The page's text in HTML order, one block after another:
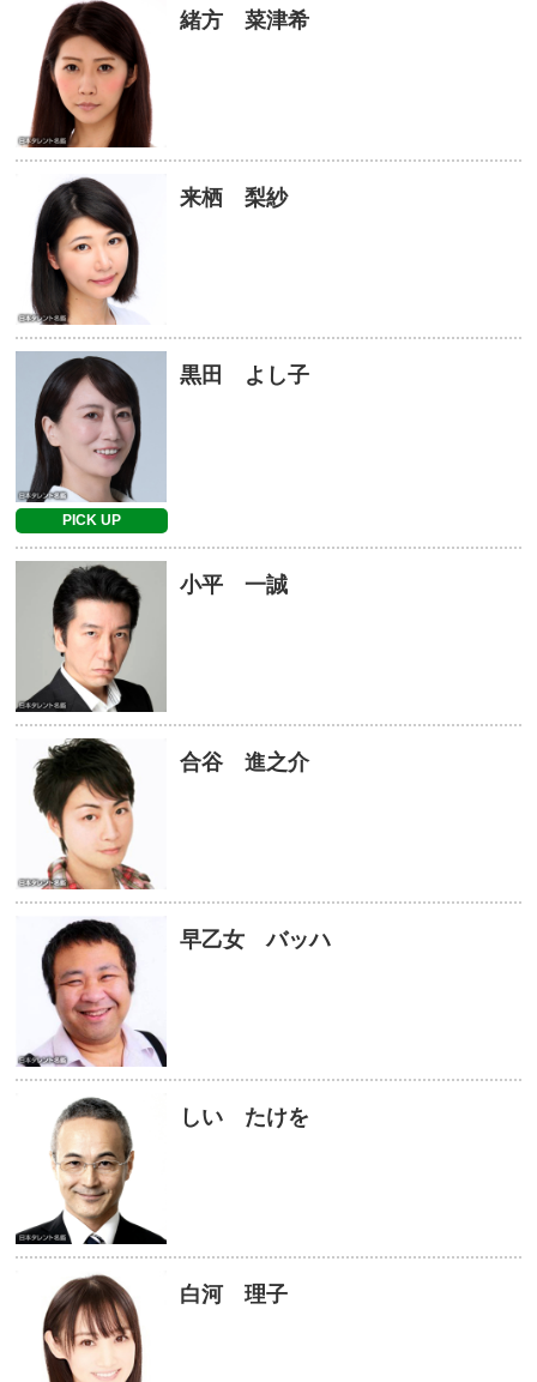
緒方 菜津希
来栖 梨紗
PICK UP
黒田 よし子
小平 一誠
合谷 進之介
早乙女 バッハ
しい たけを
白河 理子